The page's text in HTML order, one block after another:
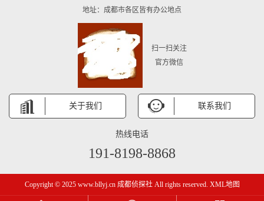
地址：成都市各区皆有办公地点
扫一扫关注
官方微信
关于我们 联系我们
热线电话
191-8198-8868
Copyright © 2025 www.bllyj.cn 成都侦探社 All rights reserved. XML地图